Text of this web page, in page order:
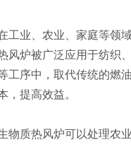
业、农业、家庭等领
风炉被广泛应用于纺织
工序中，取代传统的燃
，提高效益。
质热风炉可以处理农